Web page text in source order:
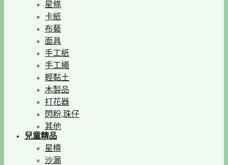
星條
卡紙
布藝
面具
手工紙
手工繩
輕黏土
木製品
打花器
閃粉,珠仔
其他
兒童精品
星樽
沙漏